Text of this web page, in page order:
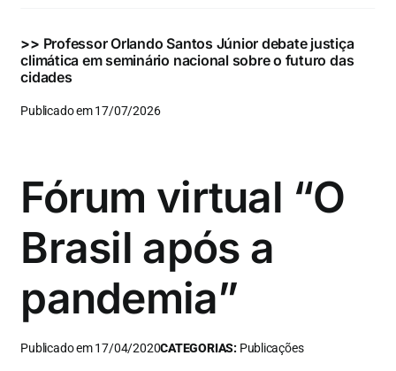
>> Professor Orlando Santos Júnior debate justiça
climática em seminário nacional sobre o futuro das
cidades
Publicado em 17/07/2026
Fórum virtual “O
Brasil após a
pandemia”
Publicado em 17/04/2020CATEGORIAS: Publicações